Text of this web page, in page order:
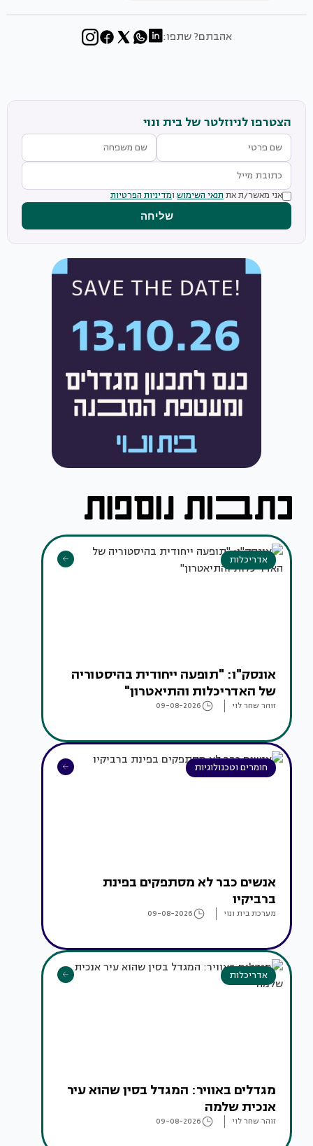
אהבתם? שתפו:
הצטרפו לניוזלטר של בית ונוי
אני מאשר/ת את תנאי השימוש ומדיניות הפרטיות
שליחה
אדריכלות
אונסק"ו: "תופעה ייחודית בהיסטוריה
של האדריכלות והתיאטרון"
זוהר שחר לוי 09-08-2026
חומרים וטכנולוגיות
אנשים כבר לא מסתפקים בפינת
ברביקיו
מערכת בית ונוי 09-08-2026
אדריכלות
מגדלים באוויר: המגדל בסין שהוא עיר
אנכית שלמה
זוהר שחר לוי 09-08-2026